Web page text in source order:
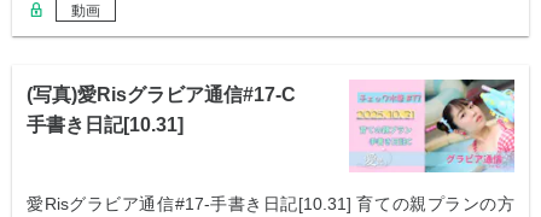
動画
(写真)愛Risグラビア通信#17-C
手書き日記[10.31]
愛Risグラビア通信#17-手書き日記[10.31] 育ての親プランの方